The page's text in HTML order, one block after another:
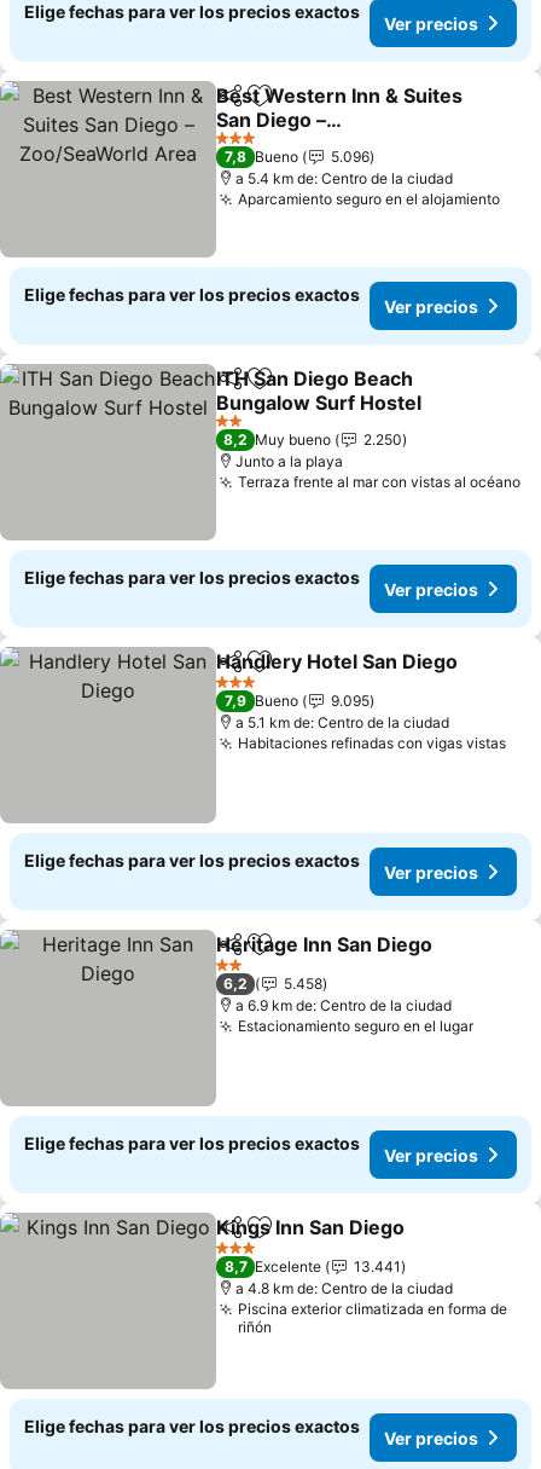
Elige fechas para ver los precios exactos
Ver precios
CompartirAgregar a favoritos
Best Western Inn & Suites
San Diego –
Zoo/SeaWorld Area
3 Estrellas
7,8 Bueno
5.096
a 5.4 km de: Centro de la ciudad
Aparcamiento seguro en el alojamiento
Elige fechas para ver los precios exactos
Ver precios
CompartirAgregar a favoritos
ITH San Diego Beach
Bungalow Surf Hostel
2 Estrellas
8,2 Muy bueno
2.250
Junto a la playa
Terraza frente al mar con vistas al océano
Elige fechas para ver los precios exactos
Ver precios
CompartirAgregar a favoritos
Handlery Hotel San Diego
3 Estrellas
7,9 Bueno
9.095
a 5.1 km de: Centro de la ciudad
Habitaciones refinadas con vigas vistas
Elige fechas para ver los precios exactos
Ver precios
CompartirAgregar a favoritos
Heritage Inn San Diego
2 Estrellas
6,2
5.458
a 6.9 km de: Centro de la ciudad
Estacionamiento seguro en el lugar
Elige fechas para ver los precios exactos
Ver precios
CompartirAgregar a favoritos
Kings Inn San Diego
3 Estrellas
8,7 Excelente
13.441
a 4.8 km de: Centro de la ciudad
Piscina exterior climatizada en forma de
riñón
Elige fechas para ver los precios exactos
Ver precios